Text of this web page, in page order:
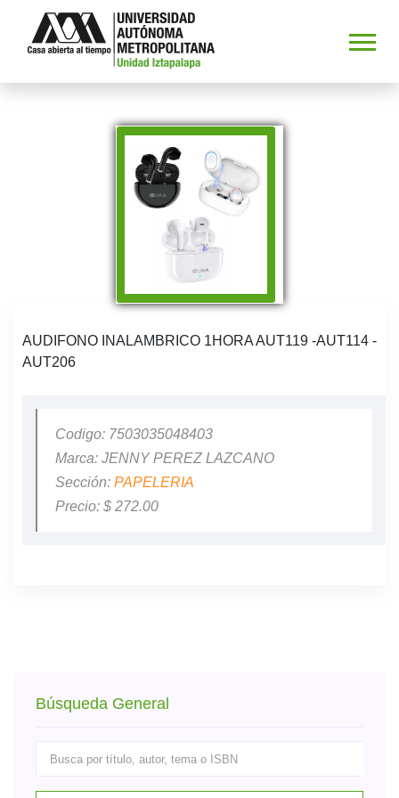
AUDIFONO INALAMBRICO 1HORA AUT119 -AUT114 -
AUT206
Codigo: 7503035048403
Marca: JENNY PEREZ LAZCANO
Sección: PAPELERIA
Precio: $ 272.00
Búsqueda General